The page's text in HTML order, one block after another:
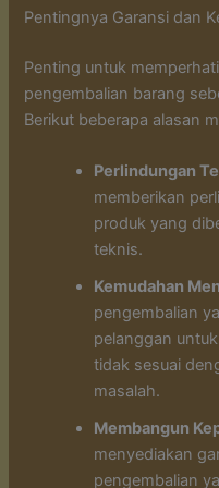
Pentingnya Garansi dan
Penting untuk
pengembalian barang
Berikut beberapa alasan
Perlindungan
memberikan
produk yang
teknis.
Kemudahan
pengembalian
pelanggan
tidak sesuai
masalah.
Membangun
menyediakan
pengembalian